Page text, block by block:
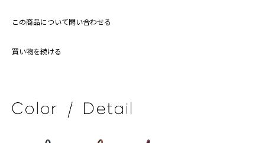
この商品について問い合わせる
買い物を続ける